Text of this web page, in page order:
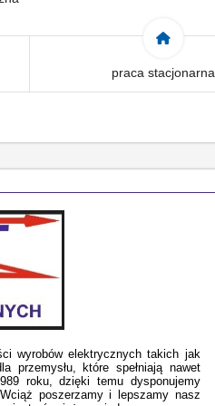
praca stacjonarna
wyrobów elektrycznych takich jak
przemysłu, które spełniają nawet
roku, dzięki temu dysponujemy
poszerzamy i lepszamy nasz